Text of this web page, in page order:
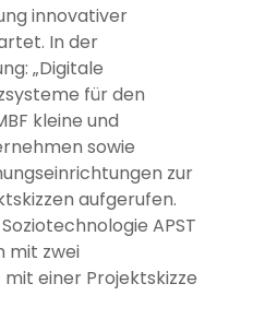
innovativer
In der
„Digitale
für den
kleine und
sowie
zur
aufgerufen.
APST
mit zwei
einer Projektskizze